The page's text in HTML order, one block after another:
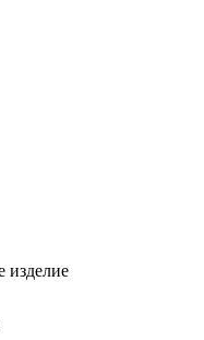
изделие